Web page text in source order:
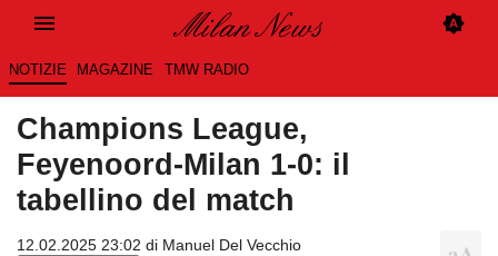
NOTIZIE MAGAZINE TMW RADIO
Champions League,
Feyenoord-Milan 1-0: il
tabellino del match
12.02.2025 23:02 di Manuel Del Vecchio